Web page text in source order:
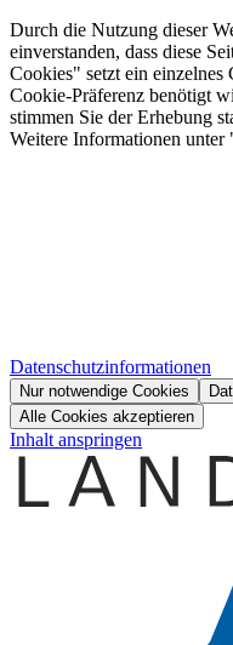
Durch die Nutzung dieser
einverstanden, dass diese
Cookies" setzt ein einzelnes
Cookie-Präferenz benötigt
stimmen Sie der Erhebung
Weitere Informationen
Datenschutzinformationen
Nur notwendige Cookies
Alle Cookies akzeptieren
Inhalt anspringen